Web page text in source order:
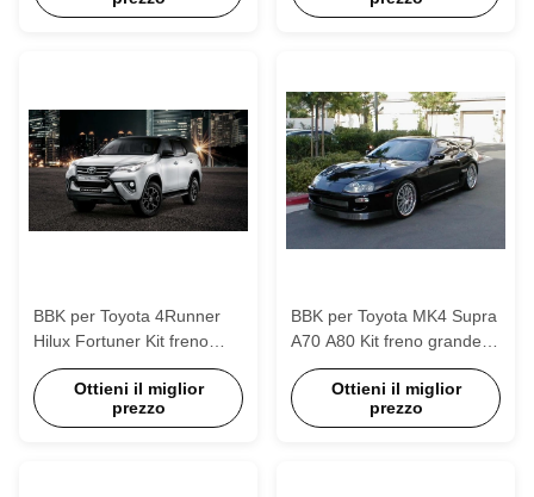
HAVAL H9 18 pollici cerchio
BBK per Toyota 4Runner
Hilux Fortuner Kit freno
grande 6 Calibro a pistoni
con rotore 355 * 32mm
Ottieni il miglior
prezzo
BBK per Toyota MK4 Supra
A70 A80 Kit freno grande
P60S anteriore forgiato 6
pinze a pistoni 18 pollici
ruota
Ottieni il miglior
prezzo